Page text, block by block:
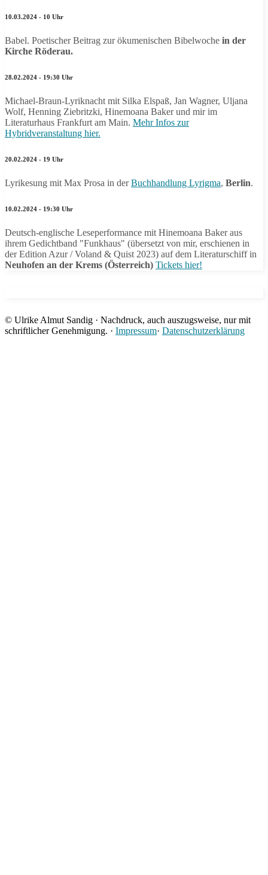
10.03.2024 - 10 Uhr
Babel. Poetischer Beitrag zur ökumenischen Bibelwoche in der
Kirche Röderau.
28.02.2024 - 19:30 Uhr
Michael-Braun-Lyriknacht mit Silka Elspaß, Jan Wagner, Uljana
Wolf, Henning Ziebritzki, Hinemoana Baker und mir im
Literaturhaus Frankfurt am Main. Mehr Infos zur
Hybridveranstaltung hier.
20.02.2024 - 19 Uhr
Lyrikesung mit Max Prosa in derBuchhandlung Lyrigma, Berlin.
10.02.2024 - 19:30 Uhr
Deutsch-englische Leseperformance mit Hinemoana Baker aus
ihrem Gedichtband "Funkhaus" (übersetzt von mir, erschienen in
der Edition Azur / Voland & Quist 2023) auf dem Literaturschiff in
Neuhofen an der Krems (Österreich) Tickets hier!
© Ulrike Almut Sandig · Nachdruck, auch auszugsweise, nur mit
schriftlicher Genehmigung. · Impressum· Datenschutzerklärung